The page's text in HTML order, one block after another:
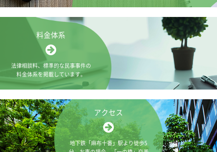
料金体系
法律相談料、 標準的な民事事件の
料金体系を掲載しています。
アクセス
地下鉄「麻布十番」駅より徒歩5